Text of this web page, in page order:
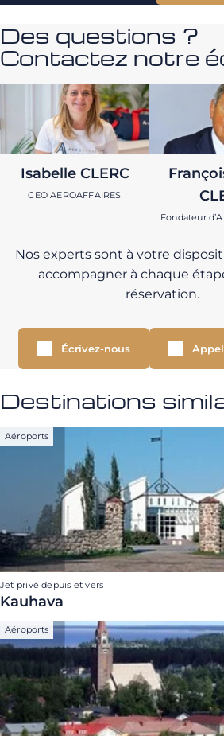
Des questions ?
Contactez notre
Isabelle CLERC
CEO AEROAFFAIRES
Fondateur
Nos experts sont à votre
accompagner à chaque
réservation.
Écrivez-nous
Destinations
Aéroports
Jet privé depuis et vers
Kauhava
Aéroports